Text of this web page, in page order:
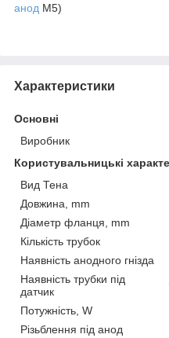
анод M5)
Характеристики
Основні
Виробник
Користувальницькі
Вид Тена
Довжина, mm
Діаметр фланця, mm
Кількість трубок
Наявність анодного гнізда
Наявність трубки під
датчик
Потужність, W
Різьблення під анод